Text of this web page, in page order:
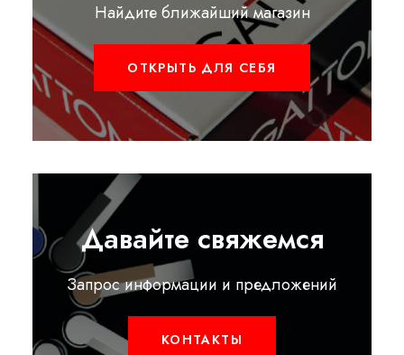
Найдите ближайший магазин
ОТКРЫТЬ ДЛЯ СЕБЯ
Давайте свяжемся
Запрос информации и предложений
КОНТАКТЫ